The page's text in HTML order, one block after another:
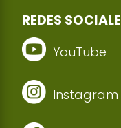
REDES
YouTube
Instagram